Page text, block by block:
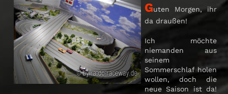
Guten Morgen, ihr
da draußen!
Ich möchte
niemanden aus
seinem
Sommerschlaf holen
wollen, doch die
neue Saison ist da!